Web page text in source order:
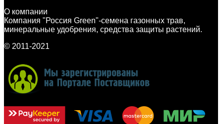
О компании
Компания "Россия Green"-семена газонных трав,
минеральные удобрения, средства защиты растений.
© 2011-2021